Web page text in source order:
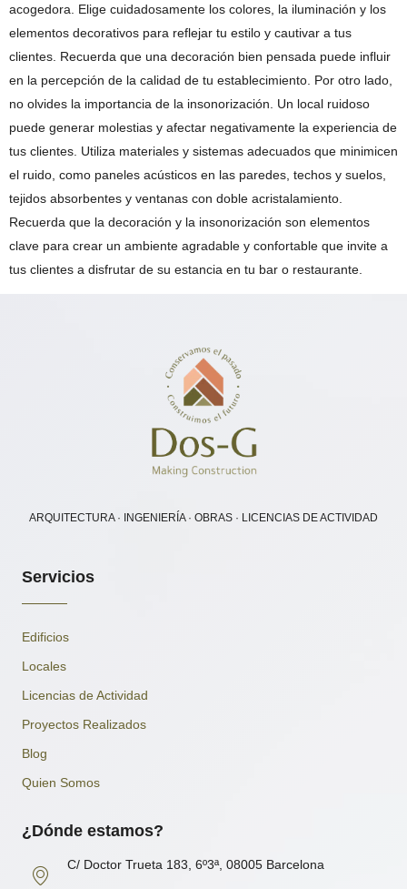
acogedora. Elige cuidadosamente los colores, la iluminación y los
elementos decorativos para reflejar tu estilo y cautivar a tus
clientes. Recuerda que una decoración bien pensada puede influir
en la percepción de la calidad de tu establecimiento. Por otro lado,
no olvides la importancia de la insonorización. Un local ruidoso
puede generar molestias y afectar negativamente la experiencia de
tus clientes. Utiliza materiales y sistemas adecuados que minimicen
el ruido, como paneles acústicos en las paredes, techos y suelos,
tejidos absorbentes y ventanas con doble acristalamiento.
Recuerda que la decoración y la insonorización son elementos
clave para crear un ambiente agradable y confortable que invite a
tus clientes a disfrutar de su estancia en tu bar o restaurante.
ARQUITECTURA · INGENIERÍA · OBRAS · LICENCIAS DE ACTIVIDAD
Servicios
Edificios
Locales
Licencias de Actividad
Proyectos Realizados
Blog
Quien Somos
¿Dónde estamos?
C/ Doctor Trueta 183, 6º3ª, 08005 Barcelona